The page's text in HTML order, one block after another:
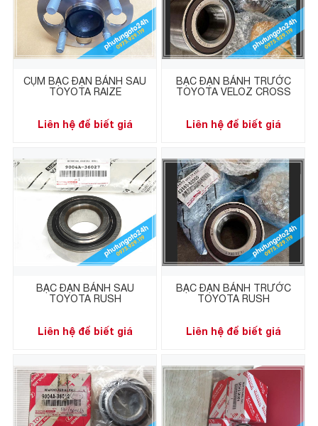
CỤM BẠC ĐẠN BÁNH SAU
TOYOTA RAIZE
Liên hệ để biết giá
BẠC ĐẠN BÁNH TRƯỚC
TOYOTA VELOZ CROSS
Liên hệ để biết giá
BẠC ĐẠN BÁNH SAU
TOYOTA RUSH
Liên hệ để biết giá
BẠC ĐẠN BÁNH TRƯỚC
TOYOTA RUSH
Liên hệ để biết giá